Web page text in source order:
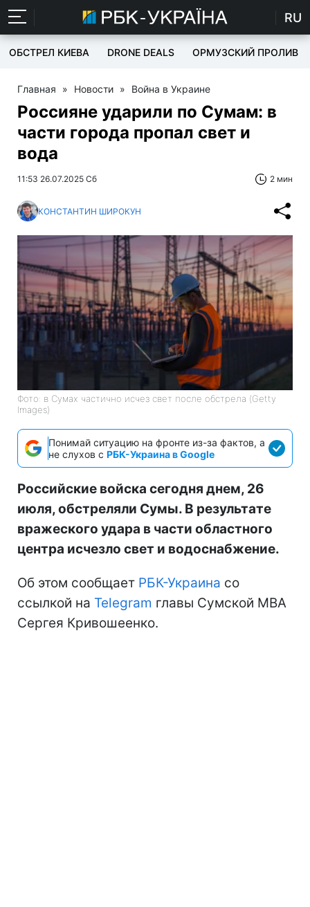
RU
ОБСТРЕЛ КИЕВА DRONE DEALS ОРМУЗСКИЙ ПРОЛИВ
Главная » Новости » Война в Украине
Россияне ударили по Сумам: в
части города пропал свет и
вода
11:53 26.07.2025 Сб 2 мин
КОНСТАНТИН ШИРОКУН
Фото: в Сумах частично исчез свет после обстрела (Getty
Images)
Понимай ситуацию на фронте из-за фактов, а
не слухов с РБК-Украина в Google
Российские войска сегодня днем, 26
июля, обстреляли Сумы. В результате
вражеского удара в части областного
центра исчезло свет и водоснабжение.
Об этом сообщает РБК-Украина со
ссылкой на Telegram главы Сумской МВА
Сергея Кривошеенко.